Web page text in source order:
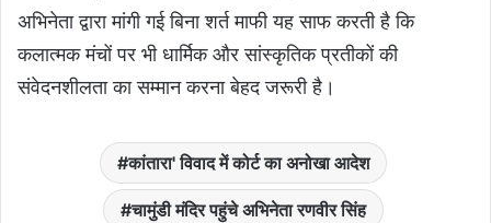
अभिनेता द्वारा मांगी गई बिना शर्त माफी यह साफ करती है कि
कलात्मक मंचों पर भी धार्मिक और सांस्कृतिक प्रतीकों की
संवेदनशीलता का सम्मान करना बेहद जरूरी है।
कांतारा' विवाद में कोर्ट का अनोखा आदेश
चामुंडी मंदिर पहुंचे अभिनेता रणवीर सिंह